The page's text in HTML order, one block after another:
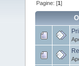
Pagine: [1]